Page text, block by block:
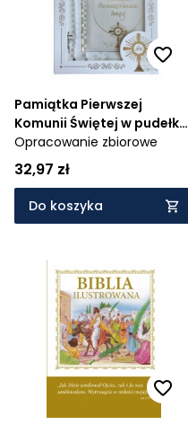
Pamiątka Pierwszej
Komunii Świętej w pudełku
z prezentem (różańcem)
Opracowanie zbiorowe
32,97 zł
Do koszyka